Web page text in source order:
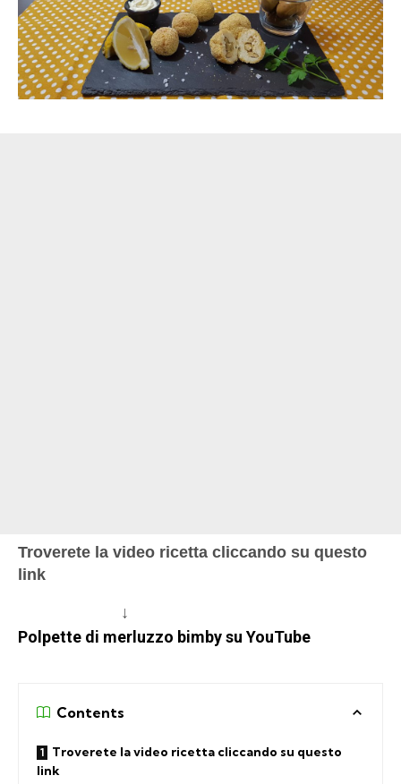
Troverete la video ricetta cliccando su questo
link
↓
Polpette di merluzzo bimby su YouTube
Contents
Troverete la video ricetta cliccando su questo
link